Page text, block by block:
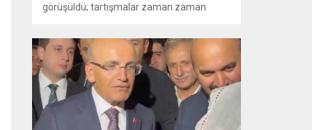
görüşüldü; tartışmalar zaman zaman
milletvekilleri arasında sözlü gerilim
yaşandı, daha sonra fiziksel arbede çıktı.
Görüşme sırasında İyi Parti ile MHP
milletvekilleri arasında söz düellosu
başladı; taraflar birbirlerini sert ifadelerle
eleştirdi. Tartışma...